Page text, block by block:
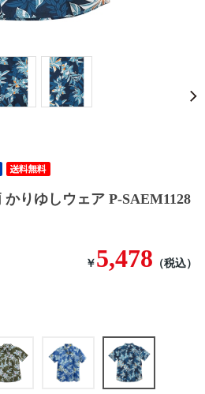
かりゆしウェア P-SAEM1128
￥ 5,478 （税込）